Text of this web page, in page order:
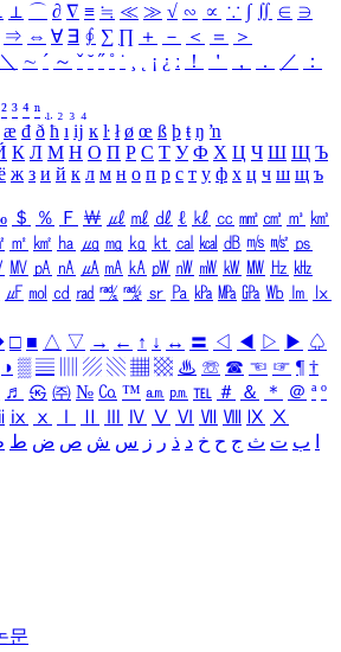
⊥ ⌒ ∂ ∇ ≡ ≒ ≪ ≫ √ ∽ ∝ ∵ ∫ ∬ ∈ ∋
⇒ ⇔ ∀ ∃ ∮ ∑ ∏ ＋ － ＜ ＝
＞
＼ ∼ ´ ～ ˇ ˘ ˝ ˚ ˙ ¸ ¡ ¿ ː ！ ＇ ， ． ／
：
² ³ ⁴ ⁿ ₁ ₂ ₃ ₄
æ đ ð ħ ı ĳ ĸ ŀ ł ø œ ß þ ŧ ŋ ŉ
К Л М Н О П Р С Т У Ф Х Ц Ч Ш Щ Ъ
ж з и й к л м н о п р с т у ф х ц ч ш щ ъ
＄ ％ Ｆ ￦ ㎕ ㎖ ㎗ ℓ ㎘ ㏄ ㎣ ㎤ ㎥ ㎦
㎡ ㎢ ㏊ ㎍ ㎎ ㎏ ㏏ ㎈ ㎉ ㏈ ㎧ ㎨ ㎰
㎹ ㎀ ㎁ ㎂ ㎃ ㎄ ㎺ ㎻ ㎽ ㎾ ㎿ ㎐ ㎑
㎌ ㏖ ㏅ ㎭ ㎮ ㎯ ㏛ ㎩ ㎪ ㎫ ㎬ ㏝ ㏐
㏓
□ ■ △ ▽ → ← ↑ ↓ ↔ 〓 ◁ ◀ ▷ ▶ ♤
◑ ▒ ▤ ▨ ▧ ▦ ▩ ♨ ☏ ☎ ☜ ☞ ¶ †
♬ ㉿ ㈜ № ㏇ ™ ㏂ ㏘ ℡ ＃ ＆ ＊ ＠ ª º
ⅸ ⅹ Ⅳ Ⅴ Ⅵ Ⅶ Ⅷ Ⅸ Ⅹ
ب ت ث ج ح خ د ذ ر ز س ش ص ض ط
문